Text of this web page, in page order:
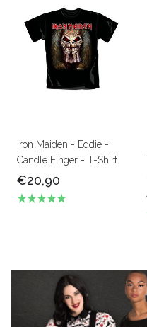
Iron Maiden - Eddie -
Candle Finger - T-Shirt
€20,90